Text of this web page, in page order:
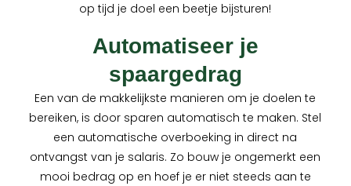
op tijd je doel een beetje bijsturen!
Automatiseer je
spaargedrag
Een van de makkelijkste manieren om je doelen te
bereiken, is door sparen automatisch te maken. Stel
een automatische overboeking in direct na
ontvangst van je salaris. Zo bouw je ongemerkt een
mooi bedrag op en hoef je er niet steeds aan te